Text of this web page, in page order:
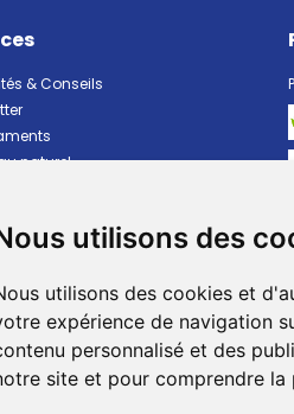
utilisons des
utilisons des cookies et
expérience de navigation
personnalisé et des
site et pour comprendre la
& Conseils
naturel
maman
flash
de garde